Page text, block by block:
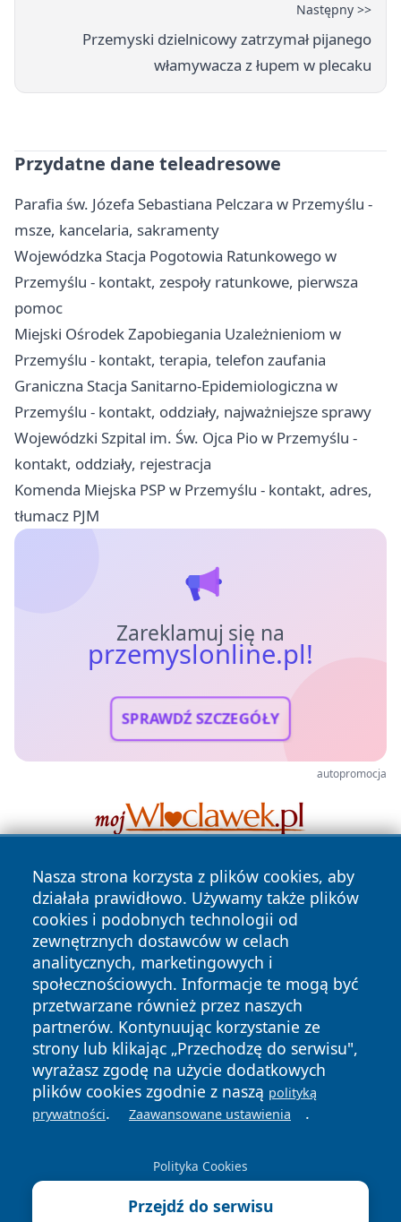
Następny >>
Przemyski dzielnicowy zatrzymał pijanego
włamywacza z łupem w plecaku
Przydatne dane teleadresowe
Parafia św. Józefa Sebastiana Pelczara w Przemyślu -
msze, kancelaria, sakramenty
Wojewódzka Stacja Pogotowia Ratunkowego w
Przemyślu - kontakt, zespoły ratunkowe, pierwsza
pomoc
Miejski Ośrodek Zapobiegania Uzależnieniom w
Przemyślu - kontakt, terapia, telefon zaufania
Graniczna Stacja Sanitarno-Epidemiologiczna w
Przemyślu - kontakt, oddziały, najważniejsze sprawy
Wojewódzki Szpital im. Św. Ojca Pio w Przemyślu -
kontakt, oddziały, rejestracja
Komenda Miejska PSP w Przemyślu - kontakt, adres,
tłumacz PJM
Zareklamuj się na
przemyslonline.pl!
SPRAWDŹ SZCZEGÓŁY
autopromocja
Nasza strona korzysta z plików cookies, aby
działała prawidłowo. Używamy także plików
cookies i podobnych technologii od
zewnętrznych dostawców w celach
analitycznych, marketingowych i
społecznościowych. Informacje te mogą być
przetwarzane również przez naszych
partnerów. Kontynuując korzystanie ze
strony lub klikając „Przechodzę do serwisu",
wyrażasz zgodę na użycie dodatkowych
plików cookies zgodnie z naszą polityką
prywatności. Zaawansowane ustawienia .
Polityka Cookies
Przejdź do serwisu
Copyright © 2026 przemyslonline.pl Wszystkie prawa
zastrzeżone.
News Autorzy
Polityka
Prywatności
Polityka
Cookies